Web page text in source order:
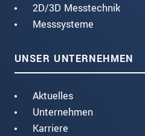
2D/3D Messtechnik
Messsysteme
UNSER UNTERNEHMEN
Aktuelles
Unternehmen
Karriere